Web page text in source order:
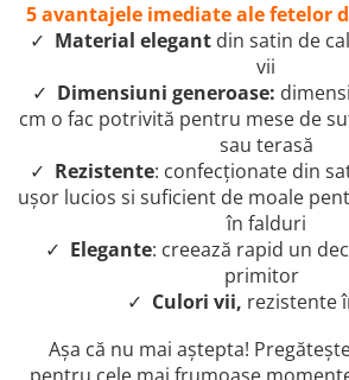
5 avantajele imediate ale fetelor
✓ Material elegantdin satin de
vii
✓ Dimensiuni generoase:
cm o fac potrivită pentru mese de
sau terasă
✓ Rezistente: confecționate din
ușor lucios si suficient de moale
în falduri
✓ Elegante: creează rapid un
primitor
✓ Culori vii, rezistente
Așa că nu mai aștepta!